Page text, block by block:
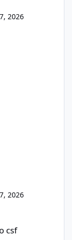
2026
2026
csf